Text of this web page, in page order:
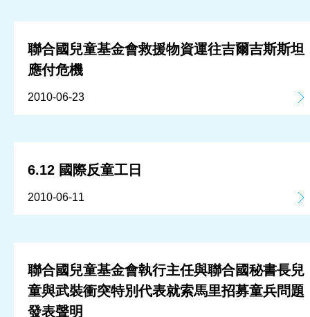
聯合國兒童基金會救援物資運往吉爾吉斯斯坦
應付危機
2010-06-23
6.12 國際反童工日
2010-06-11
聯合國兒童基金會執行主任與聯合國秘書長兒
童與武裝衝突特別代表就索馬里招募童兵問題
發表聲明